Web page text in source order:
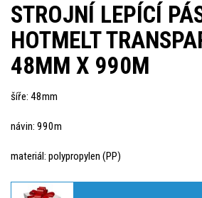
STROJNÍ LEPÍCÍ
HOTMELT
48MM X 990M
šíře: 48mm
návin: 990m
materiál: polypropylen (PP)